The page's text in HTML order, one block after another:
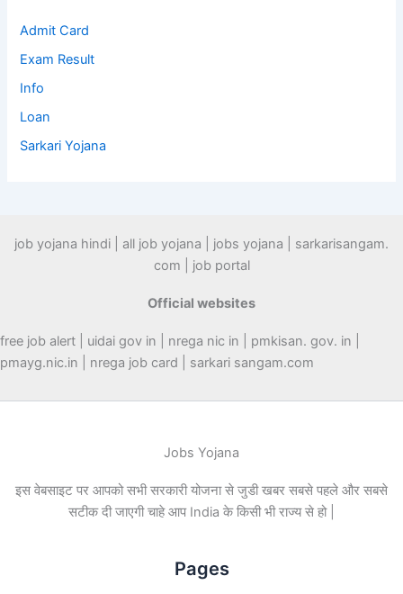
Admit Card
Exam Result
Info
Loan
Sarkari Yojana
job yojana hindi | all job yojana | jobs yojana | sarkarisangam.
com | job portal
Official websites
free job alert | uidai gov in | nrega nic in | pmkisan. gov. in |
pmayg.nic.in | nrega job card | sarkari sangam.com
Jobs Yojana
इस वेबसाइट पर आपको सभी सरकारी योजना से जुडी खबर सबसे पहले और सबसे
सटीक दी जाएगी चाहे आप India के किसी भी राज्य से हो |
Pages